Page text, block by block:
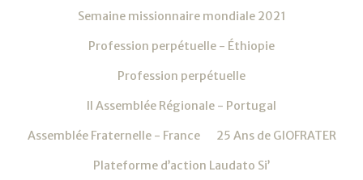
Semaine missionnaire mondiale 2021
Profession perpétuelle - Éthiopie
Profession perpétuelle
II Assemblée Régionale - Portugal
Assemblée Fraternelle - France 25 Ans de GIOFRATER
Plateforme d’action Laudato Si’